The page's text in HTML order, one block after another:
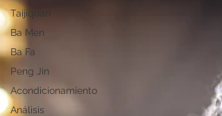
Taijiquan
Ba Men
Ba Fa
Peng Jin
Acondicionamiento
Análisis